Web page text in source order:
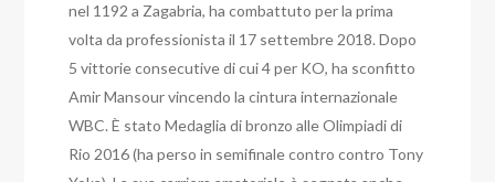
nel 1192 a Zagabria, ha combattuto per la prima
volta da professionista il 17 settembre 2018. Dopo
5 vittorie consecutive di cui 4 per KO, ha sconfitto
Amir Mansour vincendo la cintura internazionale
WBC. È stato Medaglia di bronzo alle Olimpiadi di
Rio 2016 (ha perso in semifinale contro contro Tony